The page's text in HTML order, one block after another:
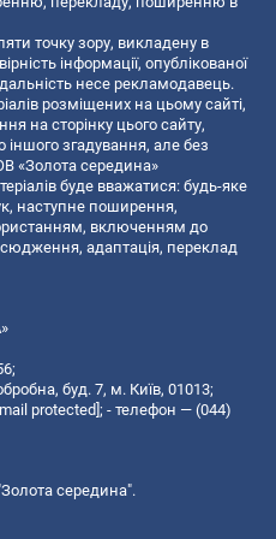
точку зору, викладену в
інформації, опублікованої
несе рекламодавець.
розміщених на цьому сайті,
на сторінку цього сайту,
іншого згадування, але без
«Золота середина»
буде вважатися: будь-яке
наступне поширення,
включенням до
адаптація, переклад
буд. 7, м. Київ, 01013;
protected] ; - телефон — (044)
середина".